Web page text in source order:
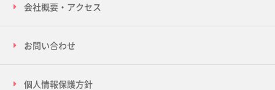
会社概要・アクセス
お問い合わせ
個人情報保護方針